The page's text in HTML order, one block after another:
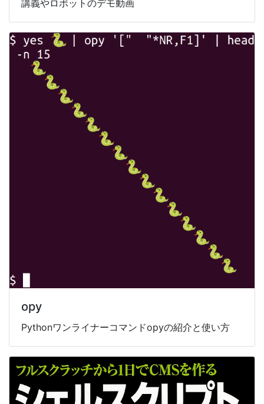
講義やロボットのデモ動画
opy
Pythonワンライナーコマンドopyの紹介と使い方